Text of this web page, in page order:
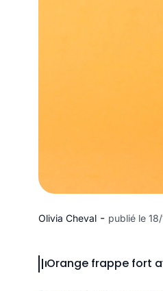
Olivia Cheval - publié le
Orange frappe fort